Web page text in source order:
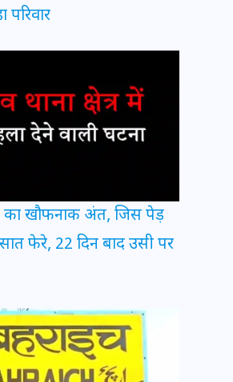
परिवार
का खौफनाक अंत, जिस पेड़
फेरे, 22 दिन बाद उसी पर